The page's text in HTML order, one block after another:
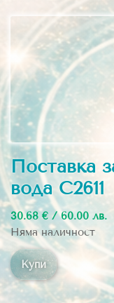
Поставка
вода C2611
30.68 € / 60.00 лв.
Няма наличност
Купи